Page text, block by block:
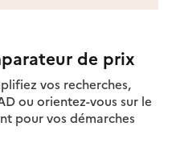
de prix
vos recherches,
ou orientez-vous sur le
pour vos démarches